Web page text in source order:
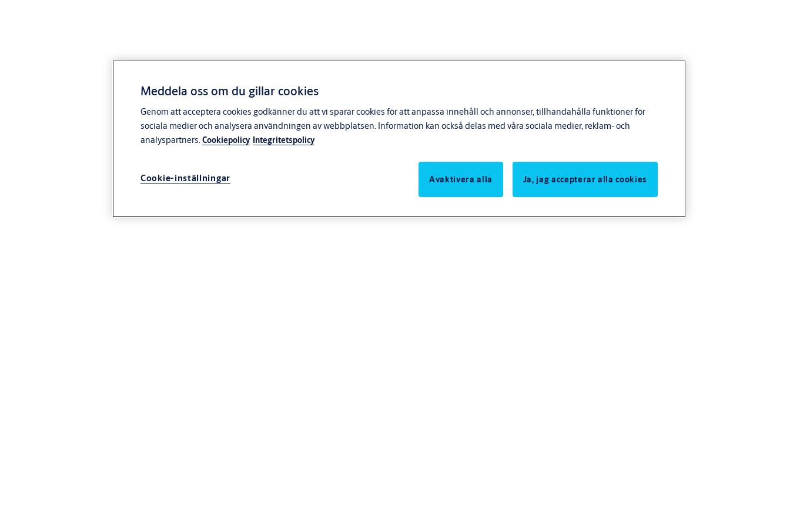
Meddela oss om du gillar cookies
Genom att acceptera cookies godkänner du att vi sparar cookies för att anpassa innehåll och annonser, tillhandahålla funktioner för
sociala medier och analysera användningen av webbplatsen. Information kan också delas med våra sociala medier, reklam- och
analyspartners.Cookiepolicy Integritetspolicy
Cookie-inställningar Avaktivera alla Ja, jag accepterar alla cookies